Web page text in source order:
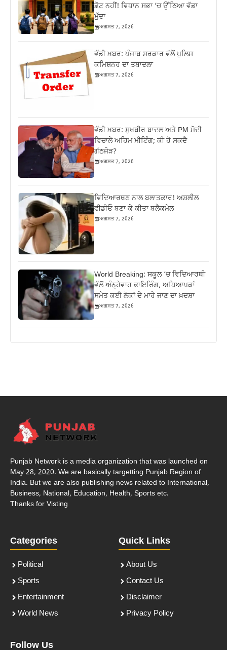
ਛੋਟ ਨਹੀਂ! ਵਿਧਾਨ ਸਭਾ ‘ਚ ਉੱਠਿਆ ਵੱਡਾ
ਮੁੱਦਾ
ਅਗਸਤ 7, 2026
ਵੱਡੀ ਖ਼ਬਰ: ਪੰਜਾਬ ਸਰਕਾਰ ਵੱਲੋਂ ਪੁਲਿਸ
ਕਮਿਸ਼ਨਰ ਦਾ ਤਬਾਦਲਾ
ਅਗਸਤ 7, 2026
ਵੱਡੀ ਖ਼ਬਰ: ਸੁਖਬੀਰ ਬਾਦਲ ਅਤੇ PM ਮੋਦੀ
ਵਿਚਾਲੇ ਅਹਿਮ ਮੀਟਿੰਗ; ਕੀ ਹੋ ਸਕਦੈ
ਗੱਠਜੋੜ?
ਅਗਸਤ 7, 2026
ਵਿਦਿਆਰਥਣ ਨਾਲ ਬਲਾਤਕਾਰ! ਅਸ਼ਲੀਲ
ਵੀਡੀਓ ਬਣਾ ਕੇ ਕੀਤਾ ਬਲੈਕਮੇਲ
ਅਗਸਤ 7, 2026
World Breaking: ਸਕੂਲ ‘ਚ ਵਿਦਿਆਰਥੀ
ਵੱਲੋਂ ਅੰਨ੍ਹੇਵਾਹ ਫਾਇਰਿੰਗ, ਅਧਿਆਪਕਾਂ
ਸਮੇਤ ਕਈ ਲੋਕਾਂ ਦੇ ਮਾਰੇ ਜਾਣ ਦਾ ਖ਼ਦਸ਼ਾ
ਅਗਸਤ 7, 2026
Punjab Network is a media organization that was launched on
May 28, 2020. We are basically targetting Punjab Region of
India. But we are also publishing news related to International,
Business, National, Education, Health, Sports etc.
Thanks for Visting
Categories
Political
Sports
Entertainment
World News
Quick Links
About Us
Contact Us
Disclaimer
Privacy Policy
Follow Us